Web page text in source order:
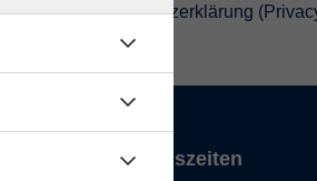
Datenschutzerklärung
Öffnungszeiten